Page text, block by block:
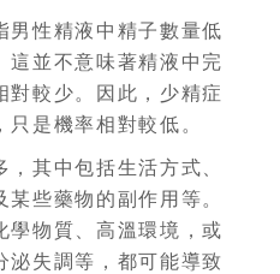
男性精液中精子數量低
這並不意味著精液中完
對較少。因此，少精症
是機率相對較低。
其中包括生活方式、
些藥物的副作用等。
學物質、高溫環境，或
泌失調等，都可能導致